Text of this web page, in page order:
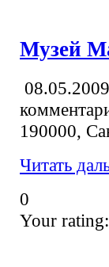
Музей
08.05.2009
190000,
Читать
0
Your rating: